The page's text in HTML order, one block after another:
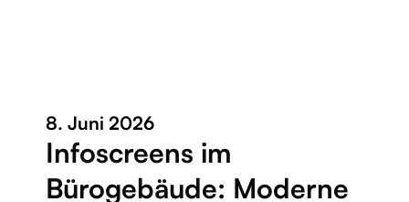
8. Juni 2026
Infoscreens im
Bürogebäude: Moderne